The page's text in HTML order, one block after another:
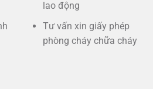
lao động
Tư vấn xin giấy phép
phòng cháy chữa cháy